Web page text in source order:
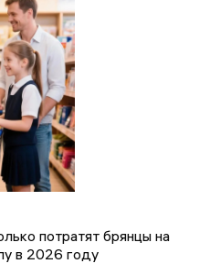
потратят брянцы на
в 2026 году